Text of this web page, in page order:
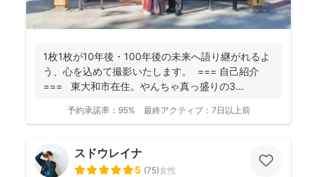
1枚1枚が10年後・100年後の未来へ語り継がれるよ
う、心を込めて撮影いたします。 === 自己紹介
=== 東大和市在住。やんちゃ真っ盛りの3...
予約承諾率： 95% 最終アクティブ： 7日以上前
スドウレイナ
5 (75)女性